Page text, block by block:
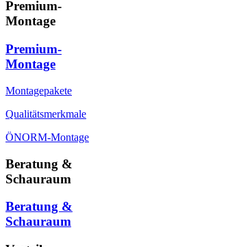
Premium-
Montage
Premium-
Montage
Montagepakete
Qualitätsmerkmale
ÖNORM-Montage
Beratung &
Schauraum
Beratung &
Schauraum